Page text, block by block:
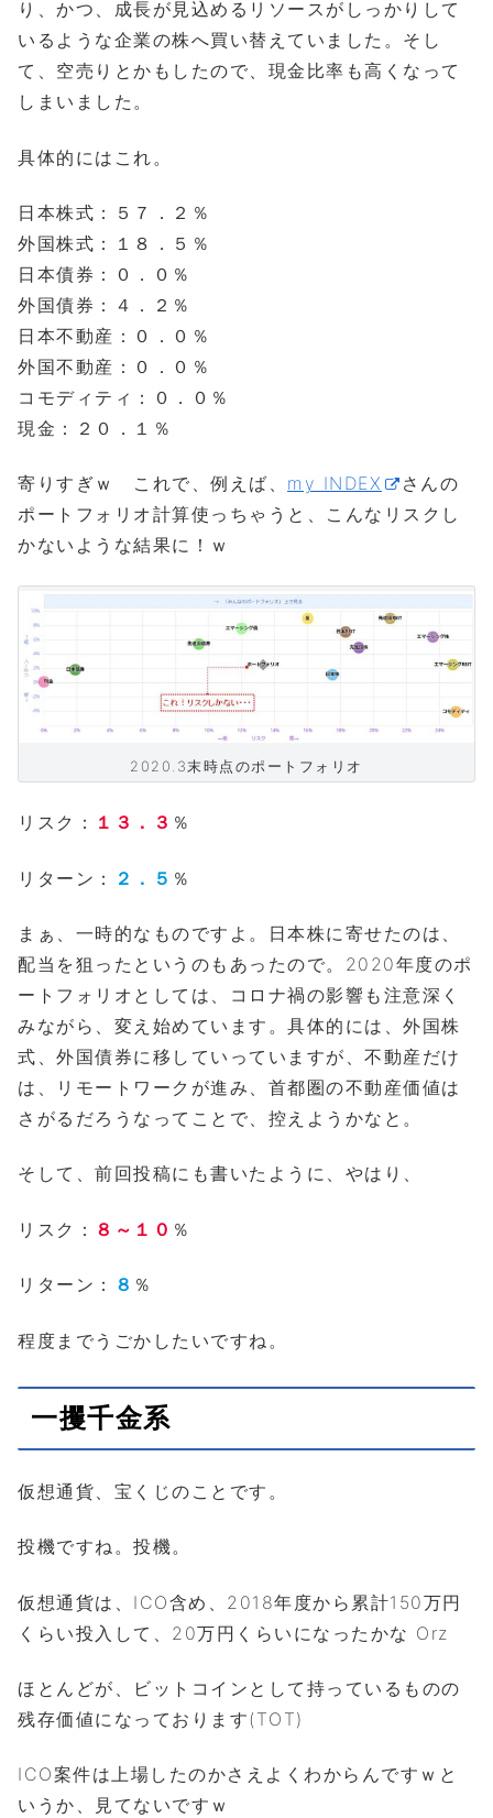
り、かつ、成長が見込めるリソースがしっかりして
いるような企業の株へ買い替えていました。そし
て、空売りとかもしたので、現金比率も高くなって
しまいました。
具体的にはこれ。
日本株式：５７．２％
外国株式：１８．５％
日本債券：０．０％
外国債券：４．２％
日本不動産：０．０％
外国不動産：０．０％
コモディティ：０．０％
現金：２０．１％
寄りすぎｗ これで、例えば、 my INDEX
さんの
ポートフォリオ計算使っちゃうと、こんなリスクし
かないような結果に！ｗ
2020.3末時点のポートフォリオ
リスク： １３．３ ％
リターン： ２．５ ％
まぁ、一時的なものですよ。日本株に寄せたのは、
配当を狙ったというのもあったので。2020年度のポ
ートフォリオとしては、コロナ禍の影響も注意深く
みながら、変え始めています。具体的には、外国株
式、外国債券に移していっていますが、不動産だけ
は、リモートワークが進み、首都圏の不動産価値は
さがるだろうなってことで、控えようかなと。
そして、前回投稿にも書いたように、やはり、
リスク： ８～１０ ％
リターン： ８ ％
程度までうごかしたいですね。
一攫千金系
仮想通貨、宝くじのことです。
投機ですね。投機。
仮想通貨は、ICO含め、2018年度から累計150万円
くらい投入して、20万円くらいになったかな Orz
ほとんどが、ビットコインとして持っているものの
残存価値になっております(TOT)
ICO案件は上場したのかさえよくわからんですｗと
いうか、見てないですｗ